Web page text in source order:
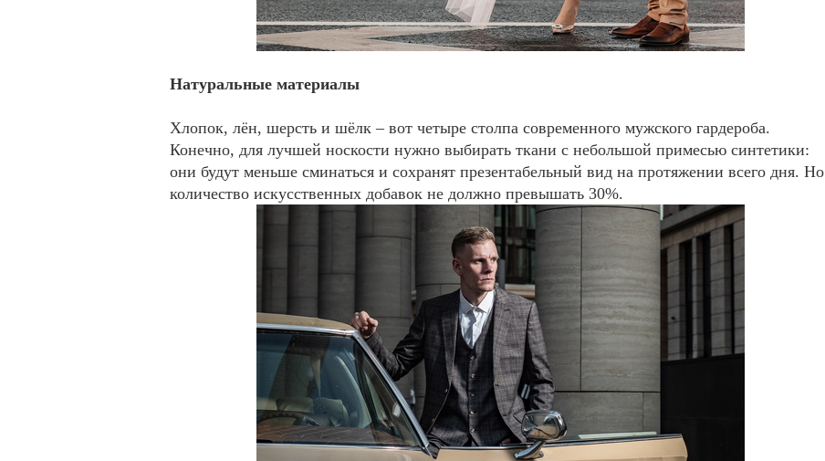
Натуральные материалы
Хлопок, лён, шерсть и шёлк – вот четыре столпа современного мужского гардероба.
Конечно, для лучшей носкости нужно выбирать ткани с небольшой примесью синтетики:
они будут меньше сминаться и сохранят презентабельный вид на протяжении всего дня. Но
количество искусственных добавок не должно превышать 30%.